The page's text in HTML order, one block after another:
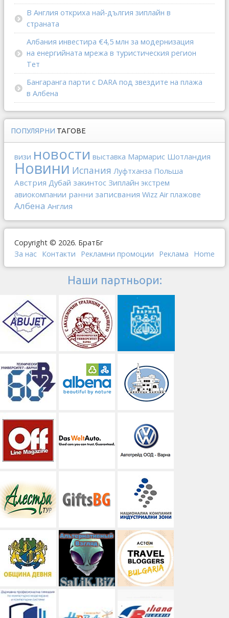
В Англия откриха най-дългия зиплайн в
страната
Албания инвестира €4,5 млн за модернизация
на енергийната мрежа в туристическия регион
Тет
Бангаранга парти с DARA под звездите на плажа
в Албена
ПОПУЛЯРНИ ТАГОВЕ
визи новости выставка Мармарис Шотландия
Новини Испания Луфтханза Польша
Австрия Дубай закинтос Зиплайн экстрем
авиокомпании ранни записвания Wizz Air плажове
Албена Англия
Copyright © 2026. БратБг
За нас Контакти Рекламни промоции Реклама Home
Наши партньори: